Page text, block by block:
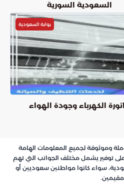
السعودية السورية
بوابة السعودية
الكهرباء وجودة الهواء
وموثوقة لجميع المعلومات الهامة
توفير يشمل مختلف الجوانب التي تهم
سواء كانوا مواطنين سعوديين أو
مقيمين.